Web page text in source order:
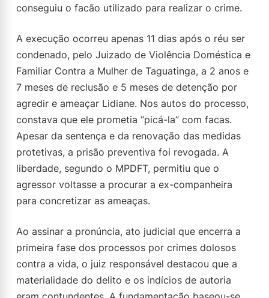
conseguiu o facão utilizado para realizar o crime.
A execução ocorreu apenas 11 dias após o réu ser
condenado, pelo Juizado de Violência Doméstica e
Familiar Contra a Mulher de Taguatinga, a 2 anos e
7 meses de reclusão e 5 meses de detenção por
agredir e ameaçar Lidiane. Nos autos do processo,
constava que ele prometia “picá-la” com facas.
Apesar da sentença e da renovação das medidas
protetivas, a prisão preventiva foi revogada. A
liberdade, segundo o MPDFT, permitiu que o
agressor voltasse a procurar a ex-companheira
para concretizar as ameaças.
Ao assinar a pronúncia, ato judicial que encerra a
primeira fase dos processos por crimes dolosos
contra a vida, o juiz responsável destacou que a
materialidade do delito e os indícios de autoria